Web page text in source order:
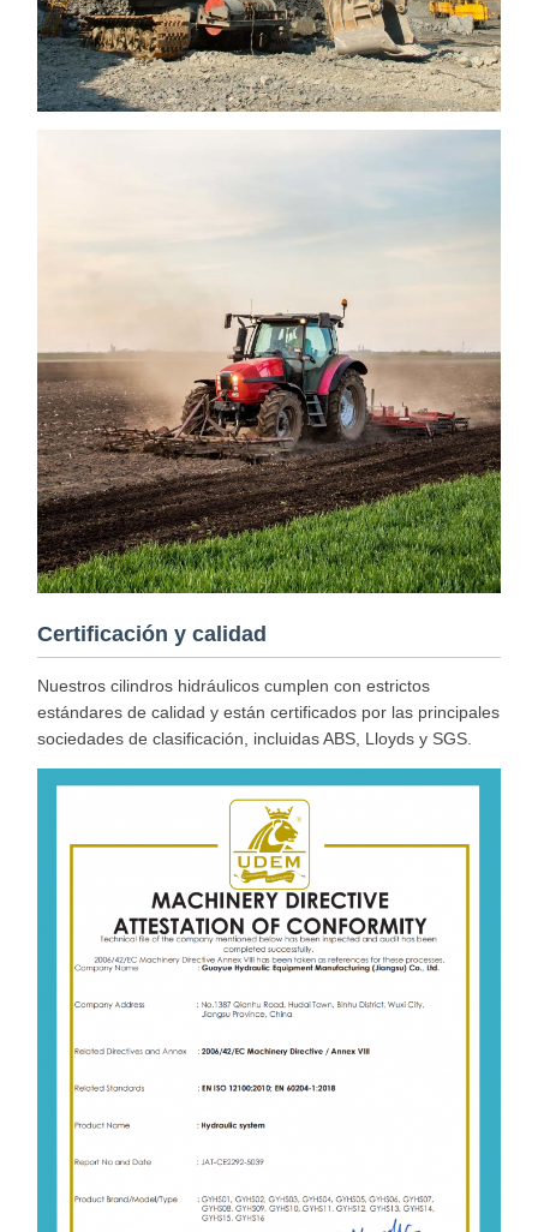
Certificación y calidad
Nuestros cilindros hidráulicos cumplen con estrictos
estándares de calidad y están certificados por las principales
sociedades de clasificación, incluidas ABS, Lloyds y SGS.